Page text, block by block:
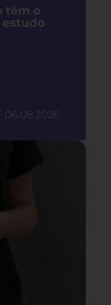
têm o
estudo
06.08.2026